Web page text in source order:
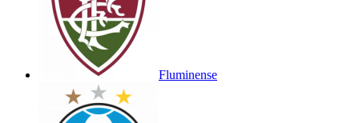
Fluminense